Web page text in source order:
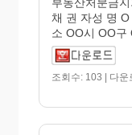
채 권 자성 명
소 OO시 OO구
조회수: 103 | 다운